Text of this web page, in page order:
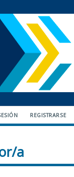
REGISTRARSE
a